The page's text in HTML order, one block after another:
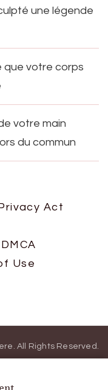
on
une légende
que votre corps
votre main
du commun
Act
DMCA
Use
. All Rights Reserved.